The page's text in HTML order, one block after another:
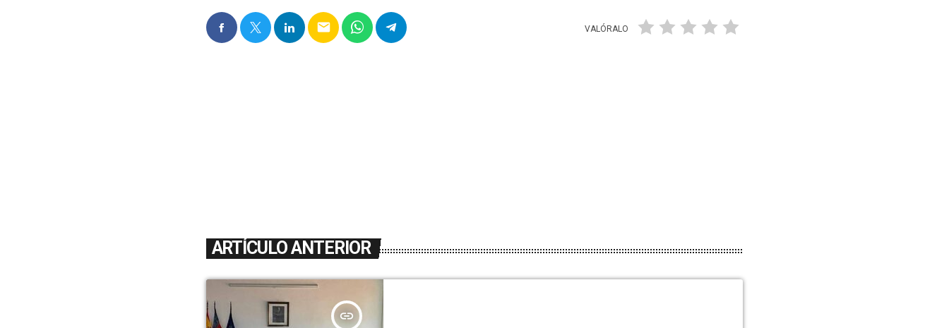
email VALÓRALO
ARTÍCULO ANTERIOR
insert_link